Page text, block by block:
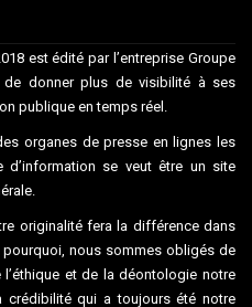
est édité par l’entreprise Groupe
de donner plus de visibilité à ses
publique en temps réel.
organes de presse en lignes les
se veut être un site
originalité fera la différence dans
pourquoi, nous sommes obligés de
et de la déontologie notre
crédibilité qui a toujours été notre